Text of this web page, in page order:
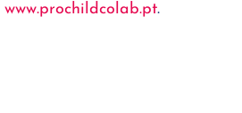
www.prochildcolab.pt.